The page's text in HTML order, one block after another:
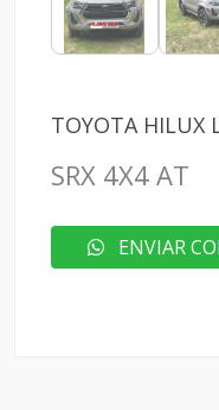
TOYOTA HILUX
SRX 4X4 AT
ENVIAR